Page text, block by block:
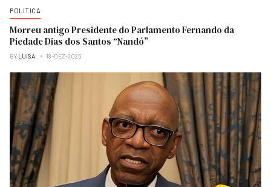
POLITICA
Morreu antigo Presidente do Parlamento Fernando da
Piedade Dias dos Santos “Nandó”
BY LUISA 18-DEZ-2025